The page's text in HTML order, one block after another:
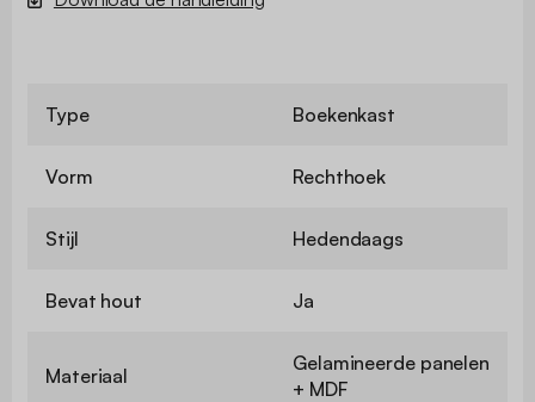
Type Boekenkast
Vorm Rechthoek
Stijl Hedendaags
Bevat hout Ja
Materiaal
Gelamineerde panelen
+ MDF